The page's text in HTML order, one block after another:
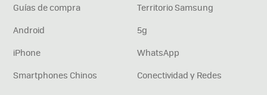
Guías de compra
Territorio Samsung
Android
5g
iPhone
WhatsApp
Smartphones Chinos
Conectividad y Redes